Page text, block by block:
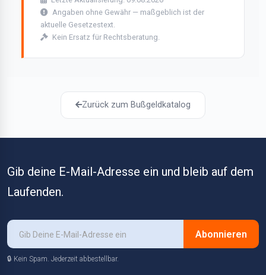
Angaben ohne Gewähr — maßgeblich ist der
aktuelle Gesetzestext.
Kein Ersatz für Rechtsberatung.
Zurück zum Bußgeldkatalog
Gib deine E-Mail-Adresse ein und bleib auf dem
Laufenden.
Abonnieren
🔒 Kein Spam. Jederzeit abbestellbar.